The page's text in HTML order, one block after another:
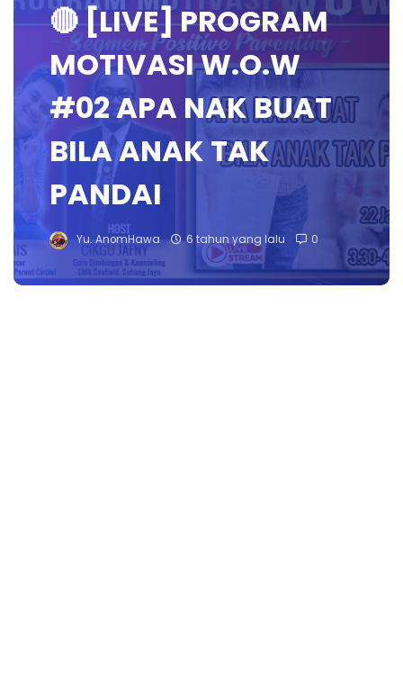
🔴 [LIVE] PROGRAM
MOTIVASI W.O.W
#02 APA NAK BUAT
BILA ANAK TAK
PANDAI
Yu. AnomHawa 6 tahun yang lalu 0